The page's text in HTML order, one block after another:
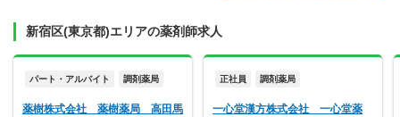
新宿区(東京都)エリアの薬剤師求人
パート・アルバイト 調剤薬局
薬樹株式会社 薬樹薬局 高田馬
正社員 調剤薬局
一心堂漢方株式会社 一心堂薬